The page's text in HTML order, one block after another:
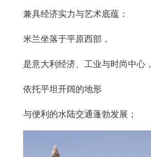
兼具经济实力与艺术底蕴：
米兰坐落于平原西部，
是意大利经济、工业与时尚中心，
依托平坦开阔的地形
与便利的水陆交通蓬勃发展；